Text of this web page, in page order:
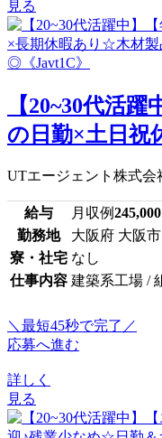
見る
【20~30代活
の日勤×土日祝
UTエージェント株式会
給与 月収例245,000
勤務地
大阪府 大阪市
寮・社宅 なし
仕事内容 建築系工場 /
＼最短45秒で完了／
応募へ進む
詳しく
見る